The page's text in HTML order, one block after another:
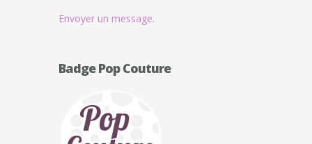
Envoyer un message.
Badge Pop Couture